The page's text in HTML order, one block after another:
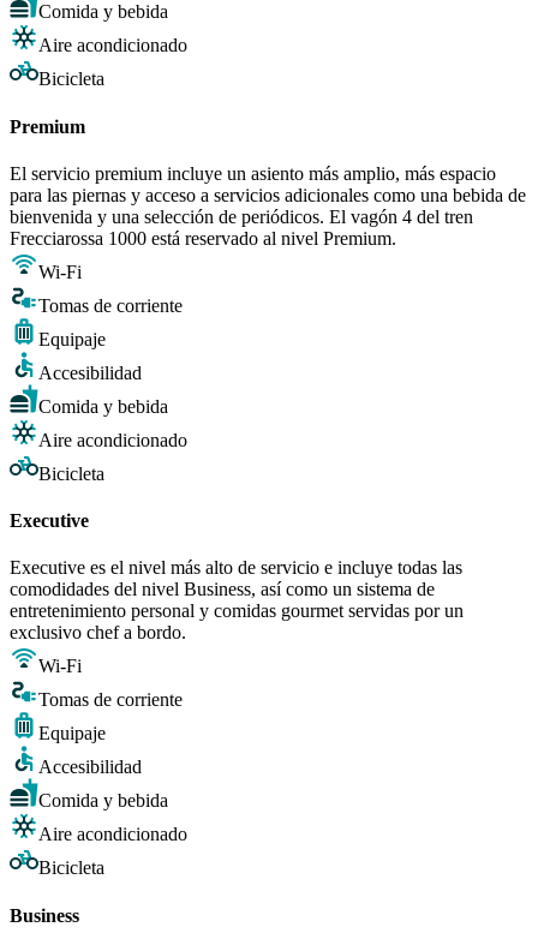
Comida y bebida
Aire acondicionado
Bicicleta
Premium
El servicio premium incluye un asiento más amplio, más espacio
para las piernas y acceso a servicios adicionales como una bebida de
bienvenida y una selección de periódicos. El vagón 4 del tren
Frecciarossa 1000 está reservado al nivel Premium.
Wi-Fi
Tomas de corriente
Equipaje
Accesibilidad
Comida y bebida
Aire acondicionado
Bicicleta
Executive
Executive es el nivel más alto de servicio e incluye todas las
comodidades del nivel Business, así como un sistema de
entretenimiento personal y comidas gourmet servidas por un
exclusivo chef a bordo.
Wi-Fi
Tomas de corriente
Equipaje
Accesibilidad
Comida y bebida
Aire acondicionado
Bicicleta
Business